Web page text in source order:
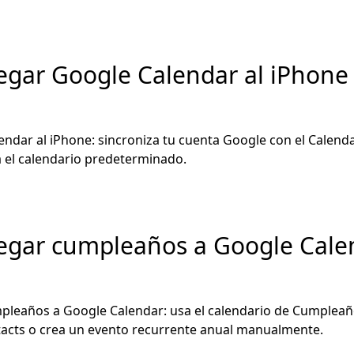
Google Calendar al
al iPhone: sincroniza tu cuenta Google con el
el calendario predeterminado.
cumpleaños a Google
a Google Calendar: usa el calendario de
o crea un evento recurrente anual manualmente.